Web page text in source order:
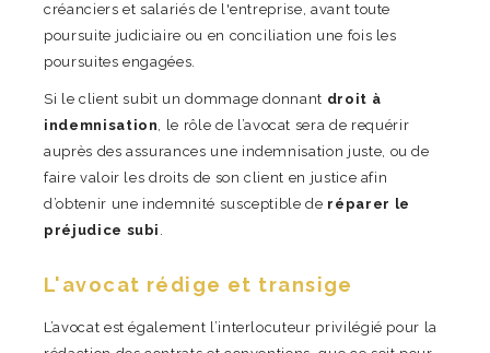
créanciers et salariés de l'entreprise, avant toute
poursuite judiciaire ou en conciliation une fois les
poursuites engagées.
Si le client subit un dommage donnant droit à
indemnisation, le rôle de l’avocat sera de requérir
auprès des assurances une indemnisation juste, ou de
faire valoir les droits de son client en justice afin
d’obtenir une indemnité susceptible de réparer le
préjudice subi .
L'avocat rédige et transige
L’avocat est également l’interlocuteur privilégié pour la